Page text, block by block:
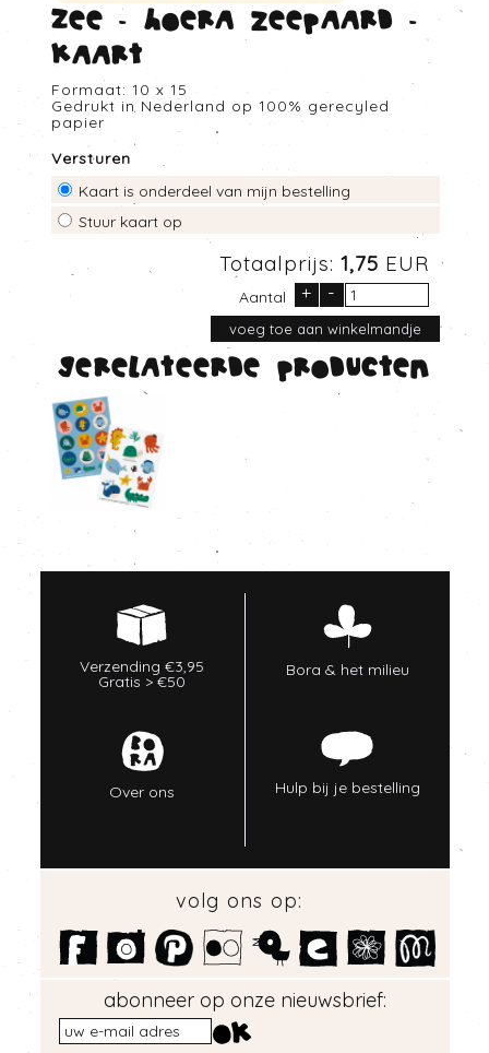
Zee - Hoera zeepaard -
Kaart
Formaat: 10 x 15
Gedrukt in Nederland op 100% gerecyled
papier
Versturen
Kaart is onderdeel van mijn bestelling
Stuur kaart op
Totaalprijs: 1,75 EUR
Aantal + -
Gerelateerde producten
Verzending €3,95
Gratis > €50
Bora & het milieu
Over ons Hulp bij je bestelling
volg ons op:
abonneer op onze nieuwsbrief: